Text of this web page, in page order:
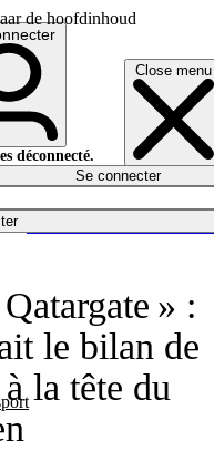
de hoofdinhoud
Close menu
déconnecté.
Se connecter
» :
le bilan de
la tête du